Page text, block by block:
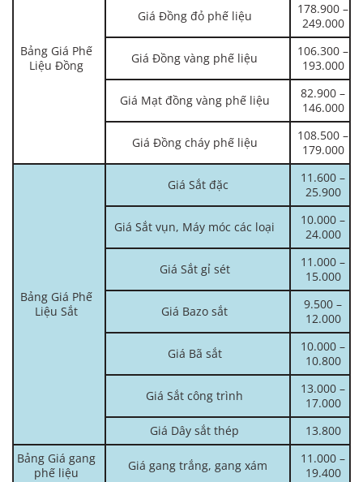
Bảng Giá Phế
Liệu Đồng
Giá Đồng đỏ phế liệu
178.900 –
249.000
Giá Đồng vàng phế liệu
106.300 –
193.000
Giá Mạt đồng vàng phế liệu
82.900 –
146.000
Giá Đồng cháy phế liệu
108.500 –
179.000
Bảng Giá Phế
Liệu Sắt
Giá Sắt đặc
11.600 –
25.900
Giá Sắt vụn, Máy móc các loại
10.000 –
24.000
Giá Sắt gỉ sét
11.000 –
15.000
Giá Bazo sắt
9.500 –
12.000
Giá Bã sắt
10.000 –
10.800
Giá Sắt công trình
13.000 –
17.000
Giá Dây sắt thép
13.800
Bảng Giá gang
phế liệu
Giá gang trắng, gang xám
11.000 –
19.400